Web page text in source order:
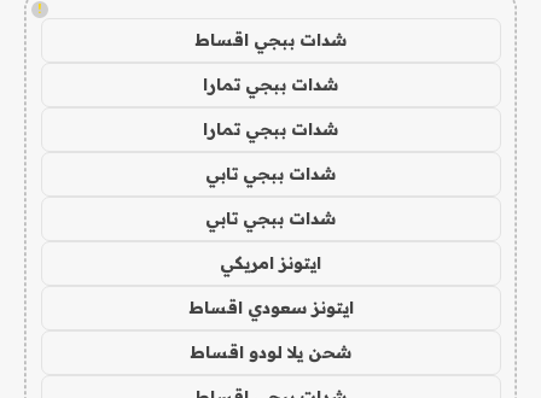
!
شدات ببجي اقساط
شدات ببجي تمارا
شدات ببجي تمارا
شدات ببجي تابي
شدات ببجي تابي
ايتونز امريكي
ايتونز سعودي اقساط
شحن يلا لودو اقساط